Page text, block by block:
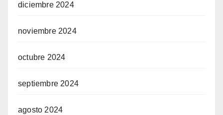
diciembre 2024
noviembre 2024
octubre 2024
septiembre 2024
agosto 2024